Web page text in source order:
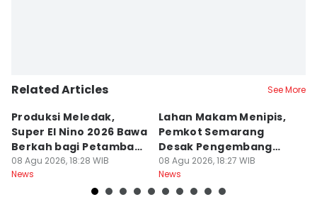
Related Articles See More
Produksi Meledak,
Super El Nino 2026 Bawa
Berkah bagi Petambak
Garam
08 Agu 2026, 18:28 WIB
News
Lahan Makam Menipis,
Pemkot Semarang
Desak Pengembang
Serahkan PSU
08 Agu 2026, 18:27 WIB
News